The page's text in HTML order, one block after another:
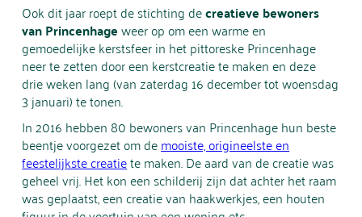
Ook dit jaar roept de stichting decreatieve bewoners
van Princenhageweer op om een warme en
gemoedelijke kerstsfeer in het pittoreske Princenhage
neer te zetten door een kerstcreatie te maken en deze
drie weken lang (van zaterdag 16 december tot woensdag
3 januari) te tonen.
In 2016 hebben 80 bewoners van Princenhage hun beste
beentje voorgezet om demooiste, origineelste en
feestelijkste creatiete maken. De aard van de creatie was
geheel vrij. Het kon een schilderij zijn dat achter het raam
was geplaatst, een creatie van haakwerkjes, een houten